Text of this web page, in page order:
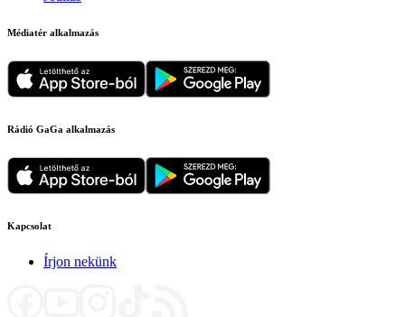
Médiatér alkalmazás
Rádió GaGa alkalmazás
Kapcsolat
Írjon nekünk